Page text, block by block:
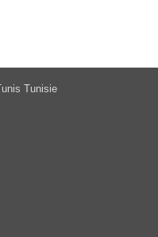
Tunisie